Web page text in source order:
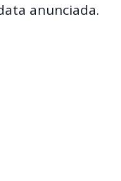
anunciada.